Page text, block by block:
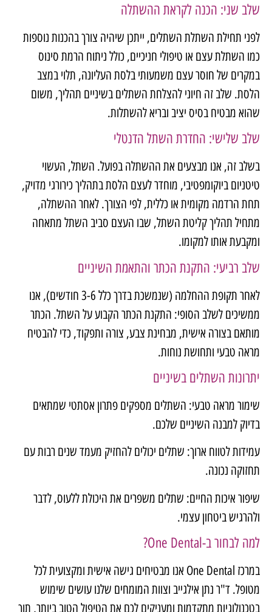
שלב שני: הכנה לקראת ההשתלה
לפני תחילת השתלת השתלים, ייתכן שיהיה צורך בהכנות נוספות
כמו השתלת עצם או טיפולי חניכיים, כולל ניתוח הרמת סינוס
במקרים של חוסר עצם משמעותי בלסת העליונה, תלוי במצב
הלסת. שלב זה חיוני להצלחת השתלים בשיניים תהליך, משום
שהוא מבטיח בסיס יציב ובריא להשתלות.
שלב שלישי: החדרת השתל הדנטלי
בשלב זה, אנו מבצעים את ההשתלה בפועל. השתל, העשוי
טיטניום ביוקומפטיבי, מוחדר לעצם הלסת בתהליך כירורגי מדויק,
תחת הרדמה מקומית או כללית, לפי הצורך. לאחר ההשתלה,
מתחיל תהליך קליטת השתל, שבו העצם סביב השתל מתאחה
ומקבעת אותו למקומו.
שלב רביעי: התקנת הכתר והתאמת השיניים
לאחר תקופת ההחלמה (שנמשכת בדרך כלל 3-6 חודשים), אנו
ממשיכים לשלב הסופי: התקנת הכתר הקבוע על השתל. הכתר
מותאם בצורה אישית, מבחינת צבע, צורה ותפקוד, כדי להבטיח
מראה טבעי ותחושת נוחות.
יתרונות השתלים בשיניים
שימור מראה טבעי: השתלים מספקים פתרון אסתטי שמתאים
בדיוק למבנה השיניים שלכם.
עמידות לטווח ארוך: שתלים יכולים להחזיק מעמד שנים רבות עם
תחזוקה נכונה.
שיפור איכות החיים: שתלים משפרים את היכולת ללעוס, לדבר
ולהרגיש ביטחון עצמי.
למה לבחור ב-One Dental
?
במרכז One Dental אנו מבטיחים גישה אישית ומקצועית לכל
מטופל. ד"ר נתן אילגייב וצוות המומחים שלנו עושים שימוש
בטכנולוגיות מתקדמות ומעניקים לכם את הטיפול הטוב ביותר, תוך